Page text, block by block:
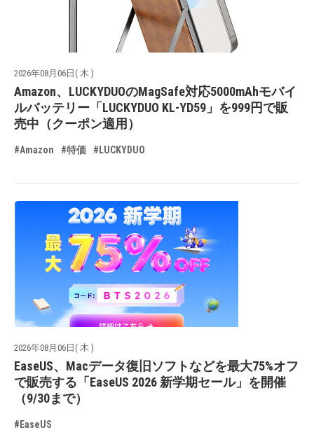
2026年08月06日( 木 )
Amazon、LUCKYDUOのMagSafe対応5000mAhモバイ
ルバッテリー「LUCKYDUO KL-YD59」を999円で販
売中（クーポン適用）
#Amazon #特価 #LUCKYDUO
2026年08月06日( 木 )
EaseUS、Macデータ復旧ソフトなどを最大75%オフ
で販売する「EaseUS 2026 新学期セール」を開催
（9/30まで）
#EaseUS